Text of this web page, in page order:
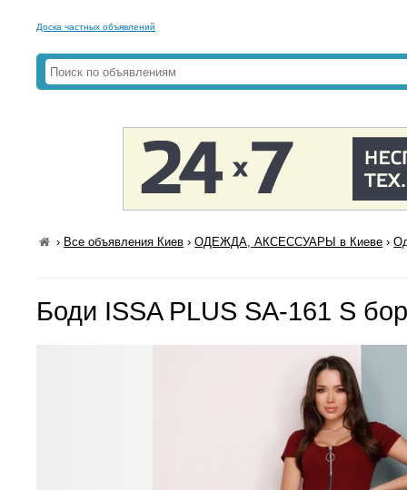
Доска частных объявлений
› Все объявления Киев ›ОДЕЖДА, АКСЕССУАРЫ в Киеве ›
Боди ISSA PLUS SA-161 S